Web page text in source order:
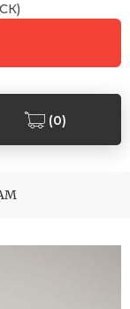
(0)